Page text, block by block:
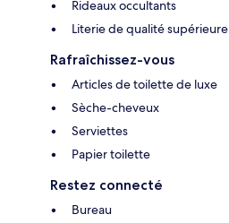
Rideaux occultants
Literie de qualité supérieure
Rafraîchissez-vous
Articles de toilette de luxe
Sèche-cheveux
Serviettes
Papier toilette
Restez connecté
Bureau